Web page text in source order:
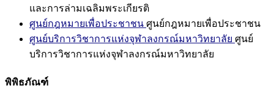
และการล่ามเฉลิมพระเกียรติ
ศูนย์กฎหมายเพื่อประชาชน ศูนย์กฎหมายเพื่อประชาชน
ศูนย์บริการวิชาการแห่งจุฬาลงกรณ์มหาวิทยาลัย ศูนย์
บริการวิชาการแห่งจุฬาลงกรณ์มหาวิทยาลัย
พิพิธภัณฑ์